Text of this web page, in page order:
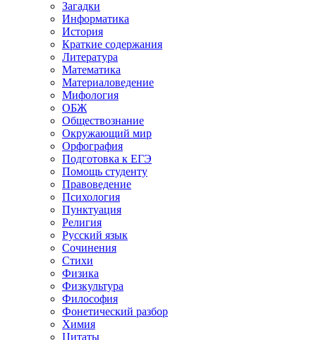
Загадки
Информатика
История
Краткие содержания
Литература
Математика
Материаловедение
Мифология
ОБЖ
Обществознание
Окружающий мир
Орфография
Подготовка к ЕГЭ
Помощь студенту
Правоведение
Психология
Пунктуация
Религия
Русский язык
Сочинения
Стихи
Физика
Физкультура
Философия
Фонетический разбор
Химия
Цитаты